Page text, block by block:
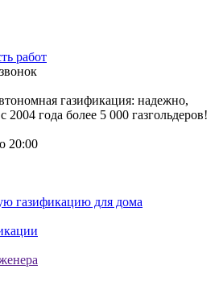
работ
газификация: надежно,
2004 года более 5 000 газгольдеров!
20:00
газификацию для дома